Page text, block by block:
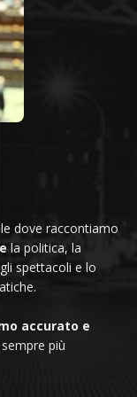
dove raccontiamo
la politica, la
spettacoli e lo
accurato e
più